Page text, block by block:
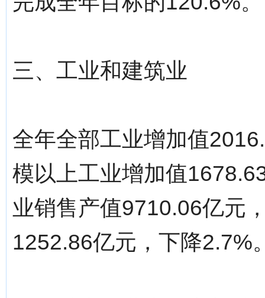
三、工业和建筑业
全年全部工业增加值
模以上工业增加值
业销售产值9710.06亿元
1252.86亿元，下降2.7%